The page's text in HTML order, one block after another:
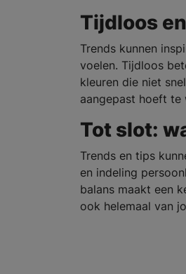
Tijdloos
Trends kunnen
voelen. Tijdloos
kleuren die niet
aangepast hoeft te
Tot slot:
Trends en tips
en indeling
balans maakt een
ook helemaal van